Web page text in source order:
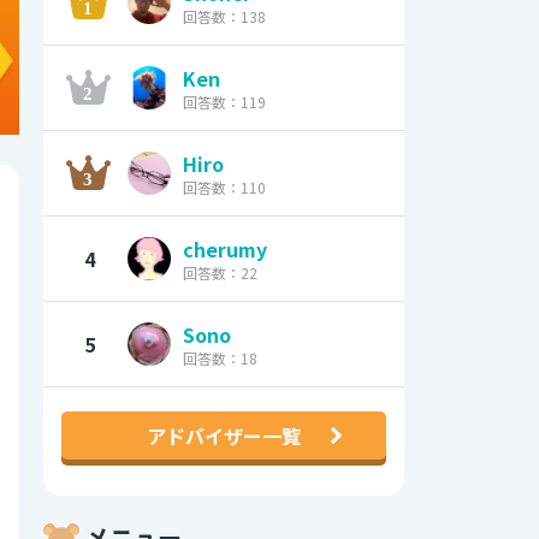
回答数：138
Ken
回答数：119
Hiro
回答数：110
4 cherumy
回答数：22
5 Sono
回答数：18
アドバイザー一覧